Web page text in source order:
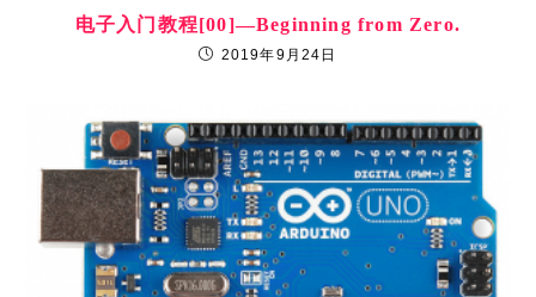
电子入门教程[00]—Beginning from Zero.
2019年9月24日